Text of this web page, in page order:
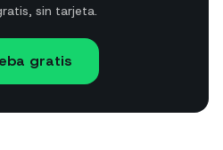
sin tarjeta.
gratis